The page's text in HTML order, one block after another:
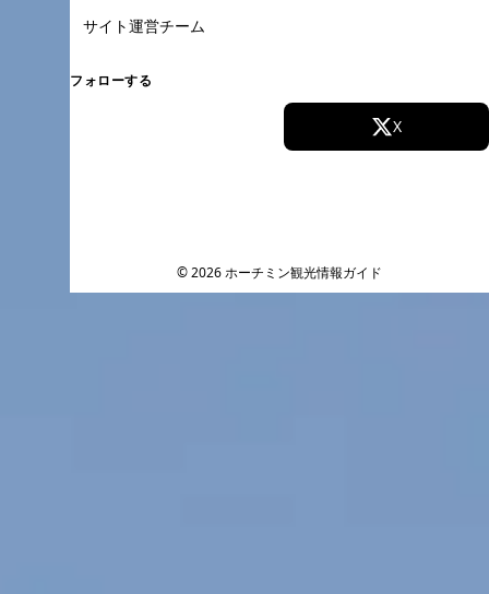
サイト運営チーム
フォローする
X
© 2026 ホーチミン観光情報ガイド